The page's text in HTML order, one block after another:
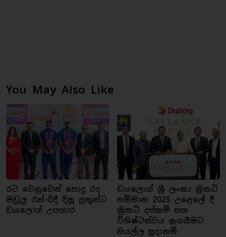
You May Also Like
රට වෙනුවෙන් පොදු රද
මඩුලු රන්-රිදී දිනූ පුතුන්ට
ඩයලොග් උපහාර
ඩයලොග් ශ්‍රී ලංකා ක්‍රිකට්
සම්මාන 2025 උළෙලේ දී
ක්‍රිකට් දස්කම් සහ
විශිෂ්ටත්වය ඇගයීමට
සියල්ල සූදානම්